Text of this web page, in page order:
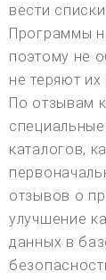
вести
Программы
поэтому не
не теряют
По отзывам
каталогов,
отзывов о
улучшение
данных в